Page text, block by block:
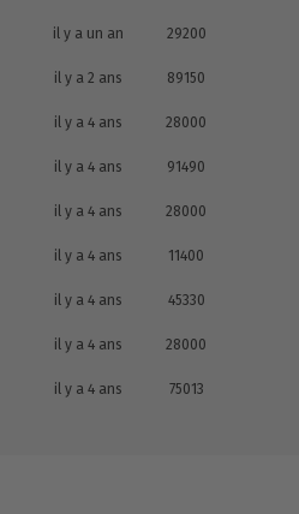
il y a un an 29200
il y a 2 ans 89150
il y a 4 ans 28000
il y a 4 ans 91490
il y a 4 ans 28000
il y a 4 ans 11400
il y a 4 ans 45330
il y a 4 ans 28000
il y a 4 ans 75013